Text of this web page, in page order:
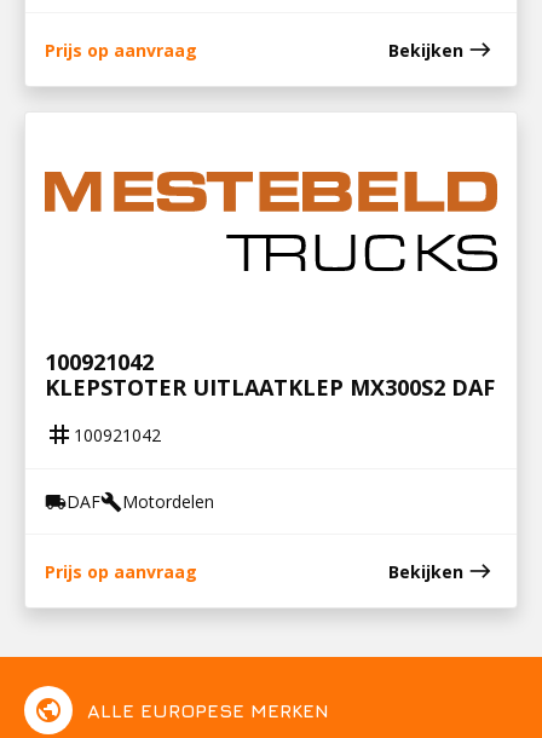
Prijs op aanvraag Bekijken east
100921042
KLEPSTOTER UITLAATKLEP MX300S2 DAF
tag 100921042
local_shippingDAFbuildMotordelen
Prijs op aanvraag Bekijken east
public ALLE EUROPESE MERKEN